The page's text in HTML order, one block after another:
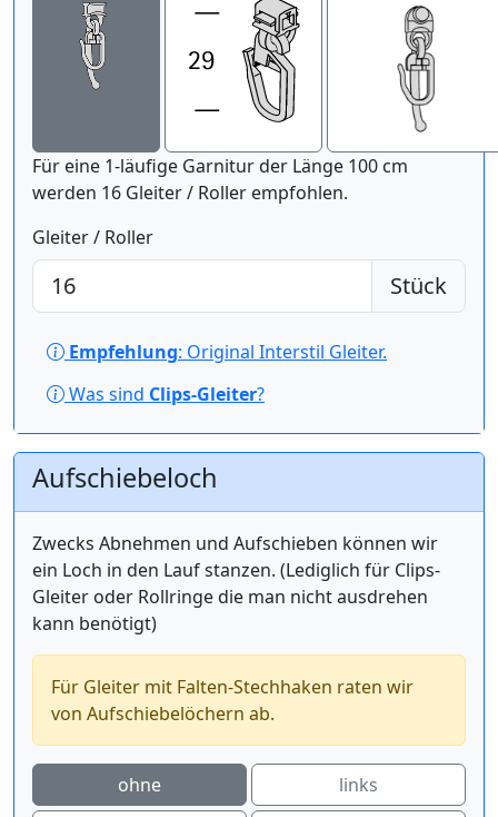
Für eine 1-läufige Garnitur der Länge 100 cm
werden 16 Gleiter / Roller empfohlen.
Gleiter / Roller
Stück
Empfehlung: Original Interstil Gleiter.
Was sind Clips-Gleiter?
Aufschiebeloch
Zwecks Abnehmen und Aufschieben können wir
ein Loch in den Lauf stanzen. (Lediglich für Clips-
Gleiter oder Rollringe die man nicht ausdrehen
kann benötigt)
Für Gleiter mit Falten-Stechhaken raten wir
von Aufschiebelöchern ab.
ohne
links